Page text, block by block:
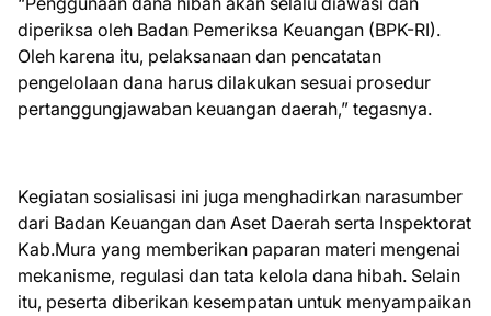
diperiksa oleh Badan Pemeriksa Keuangan (BPK-RI).
Oleh karena itu, pelaksanaan dan pencatatan
pengelolaan dana harus dilakukan sesuai prosedur
pertanggungjawaban keuangan daerah,” tegasnya.
Kegiatan sosialisasi ini juga menghadirkan narasumber
dari Badan Keuangan dan Aset Daerah serta Inspektorat
Kab.Mura yang memberikan paparan materi mengenai
mekanisme, regulasi dan tata kelola dana hibah. Selain
itu, peserta diberikan kesempatan untuk menyampaikan